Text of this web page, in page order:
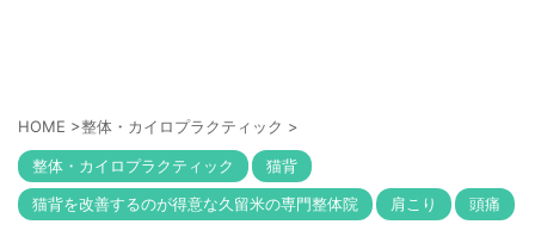
HOME >整体・カイロプラクティック >
整体・カイロプラクティック
猫背
猫背を改善するのが得意な久留米の専門整体院
肩こり 頭痛